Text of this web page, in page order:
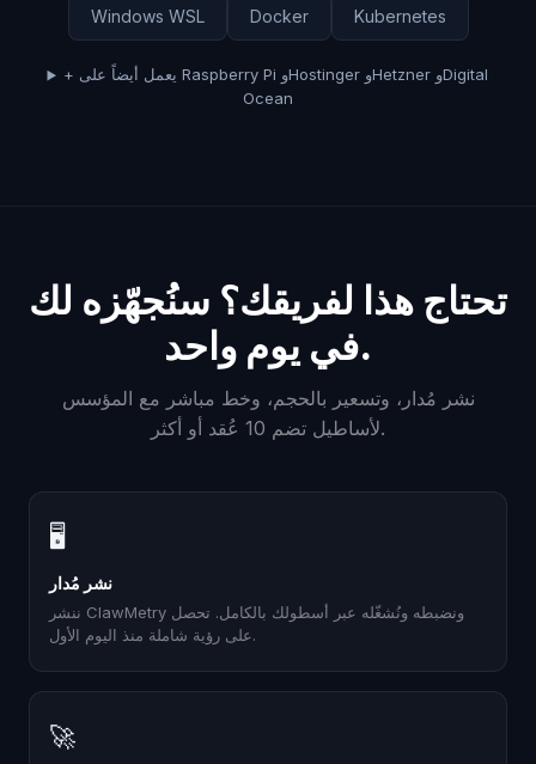
Windows WSL Docker Kubernetes
+ يعمل أيضاً على Raspberry Pi وHostinger وHetzner وDigital
Ocean
تحتاج هذا لفريقك؟ سنُجهّزه لك
في يوم واحد.
نشر مُدار، وتسعير بالحجم، وخط مباشر مع المؤسس
لأساطيل تضم 10 عُقد أو أكثر.
🖥
نشر مُدار
ننشر ClawMetry ونضبطه ونُشغّله عبر أسطولك بالكامل. تحصل
على رؤية شاملة منذ اليوم الأول.
🚀